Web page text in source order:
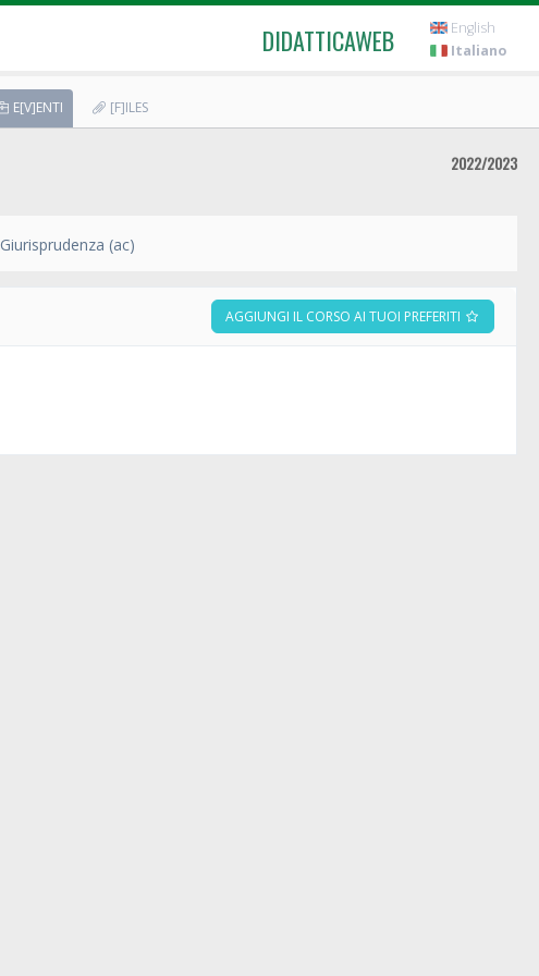
DIDATTICAWEB
English
Italiano
E[V]ENTI [F]ILES
2022/2023
Giurisprudenza (ac)
AGGIUNGI IL CORSO AI TUOI PREFERITI